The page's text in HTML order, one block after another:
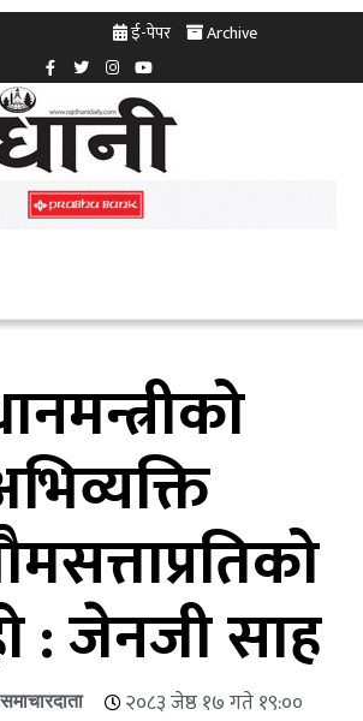
ई-पेपर Archive
: जेनजी साह
२०८३ जेष्ठ १७ गते १९:००